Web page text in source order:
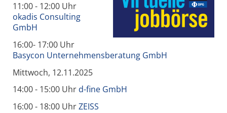
11:00 - 12:00 Uhr
okadis Consulting
GmbH
16:00- 17:00 Uhr
Basycon Unternehmensberatung GmbH
Mittwoch, 12.11.2025
14:00 - 15:00 Uhr d-fine GmbH
16:00 - 18:00 UhrZEISS